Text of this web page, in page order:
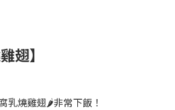
翅】
乳燒雞翅🌶非常下飯！